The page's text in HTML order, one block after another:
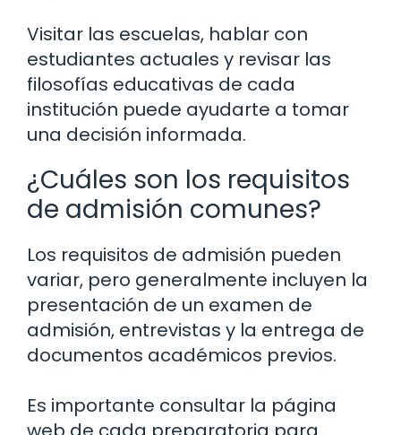
Visitar las escuelas, hablar con
estudiantes actuales y revisar las
filosofías educativas de cada
institución puede ayudarte a tomar
una decisión informada.
¿Cuáles son los requisitos
de admisión comunes?
Los requisitos de admisión pueden
variar, pero generalmente incluyen la
presentación de un examen de
admisión, entrevistas y la entrega de
documentos académicos previos.
Es importante consultar la página